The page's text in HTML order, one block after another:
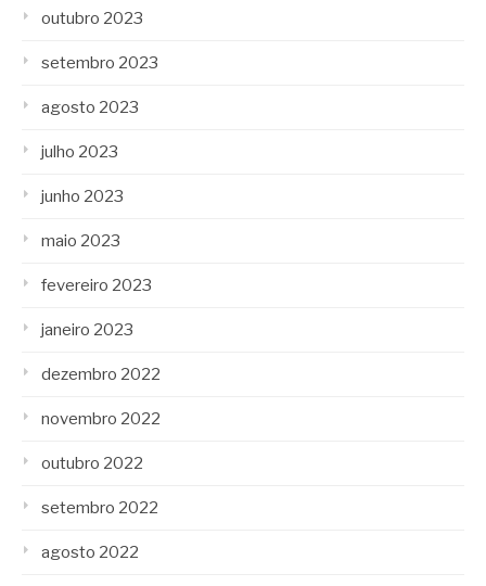
outubro 2023
setembro 2023
agosto 2023
julho 2023
junho 2023
maio 2023
fevereiro 2023
janeiro 2023
dezembro 2022
novembro 2022
outubro 2022
setembro 2022
agosto 2022